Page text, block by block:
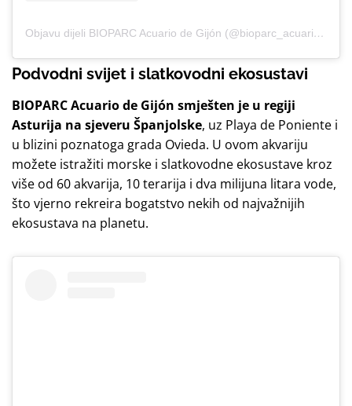
Objavu dijeli BIOPARC Acuario de Gijón (@bioparc_acuariodegijon)
Podvodni svijet i slatkovodni ekosustavi
BIOPARC Acuario de Gijón smješten je u regiji
Asturija na sjeveru Španjolske, uz Playa de Poniente i
u blizini poznatoga grada Ovieda. U ovom akvariju
možete istražiti morske i slatkovodne ekosustave kroz
više od 60 akvarija, 10 terarija i dva milijuna litara vode,
što vjerno rekreira bogatstvo nekih od najvažnijih
ekosustava na planetu.